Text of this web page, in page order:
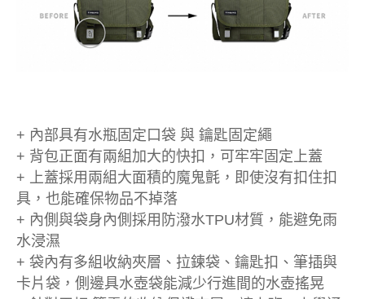
+ 內部具有水瓶固定口袋 與 鑰匙固定繩
+ 背包正面有兩組加大的快扣，可牢牢固定上蓋
+ 上蓋採用兩組大面積的魔鬼氈，即使沒有扣住扣
具，也能確保物品不掉落
+ 內側與袋身內側採用防潑水TPU材質，能避免雨
水浸濕
+ 袋內有多組收納夾層、拉鍊袋、鑰匙扣、筆插與
卡片袋，側邊具水壺袋能減少行進間的水壺搖晃